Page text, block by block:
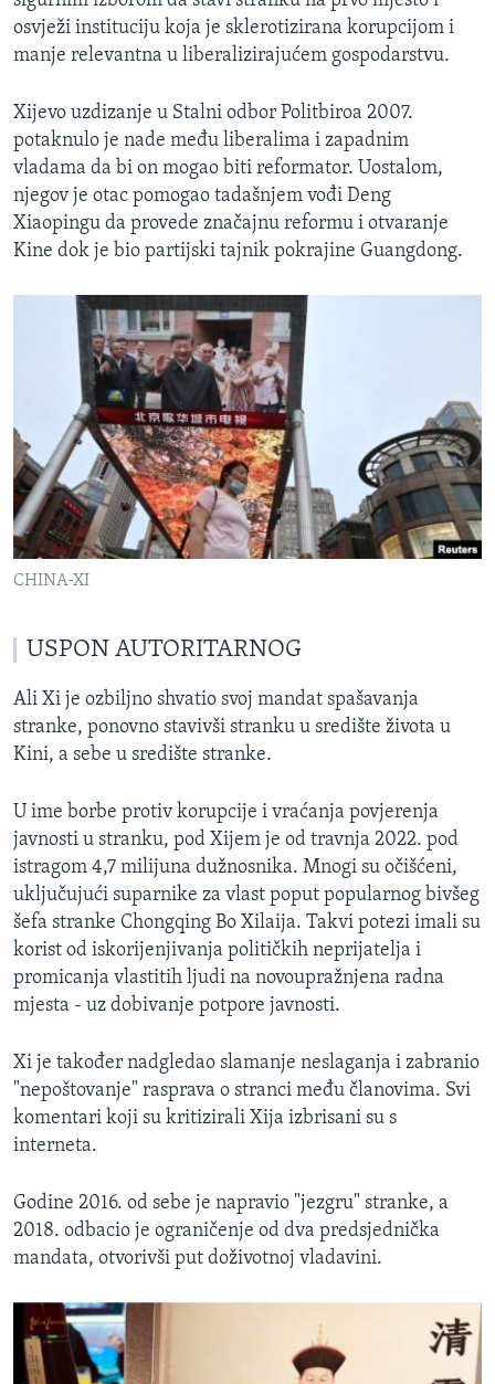
osvježi instituciju koja je sklerotizirana korupcijom i
manje relevantna u liberalizirajućem gospodarstvu.
Xijevo uzdizanje u Stalni odbor Politbiroa 2007.
potaknulo je nade među liberalima i zapadnim
vladama da bi on mogao biti reformator. Uostalom,
njegov je otac pomogao tadašnjem vođi Deng
Xiaopingu da provede značajnu reformu i otvaranje
Kine dok je bio partijski tajnik pokrajine Guangdong.
CHINA-XI
USPON AUTORITARNOG
Ali Xi je ozbiljno shvatio svoj mandat spašavanja
stranke, ponovno stavivši stranku u središte života u
Kini, a sebe u središte stranke.
U ime borbe protiv korupcije i vraćanja povjerenja
javnosti u stranku, pod Xijem je od travnja 2022. pod
istragom 4,7 milijuna dužnosnika. Mnogi su očišćeni,
uključujući suparnike za vlast poput popularnog bivšeg
šefa stranke Chongqing Bo Xilaija. Takvi potezi imali su
korist od iskorijenjivanja političkih neprijatelja i
promicanja vlastitih ljudi na novoupražnjena radna
mjesta - uz dobivanje potpore javnosti.
Xi je također nadgledao slamanje neslaganja i zabranio
"nepoštovanje" rasprava o stranci među članovima. Svi
komentari koji su kritizirali Xija izbrisani su s
interneta.
Godine 2016. od sebe je napravio "jezgru" stranke, a
2018. odbacio je ograničenje od dva predsjednička
mandata, otvorivši put doživotnoj vladavini.